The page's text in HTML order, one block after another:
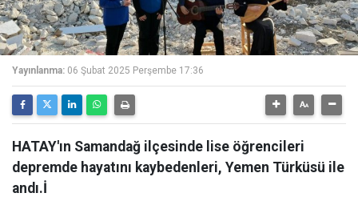
Yayınlanma: 06 Şubat 2025 Perşembe 17:36
HATAY'ın Samandağ ilçesinde lise öğrencileri
depremde hayatını kaybedenleri, Yemen Türküsü ile
andı.İ